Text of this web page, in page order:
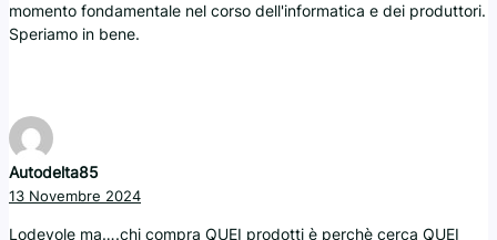
momento fondamentale nel corso dell'informatica e dei produttori.
Speriamo in bene.
Autodelta85
13 Novembre 2024
Lodevole ma….chi compra QUEI prodotti è perchè cerca QUEI